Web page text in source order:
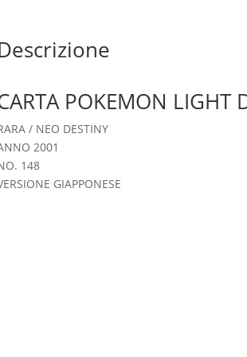
POKEMON LIGHT
/ NEO DESTINY
2001
148
GIAPPONESE